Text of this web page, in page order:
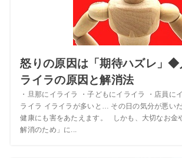
怒りの原因は「期待ハズレ」◆
ライラの原因と解消法
・旦那にイライラ ・子どもにイライラ ・店員に
ライラ イライラが多いと… その日の気分が悪い
健康にも害をあたえます。 しかも、大切なお金
解消のため」に...